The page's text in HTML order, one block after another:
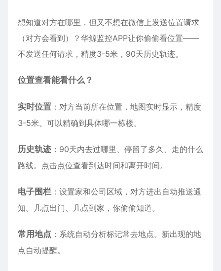
想知道对方在哪里，但又不想在微信上发送位置请求
（对方会看到）？华鲸监控APP让你偷偷看位置——
不发送任何请求，精度3-5米，90天历史轨迹。
位置查看能看什么？
实时位置 ：对方当前所在位置，地图实时显示，精度
3-5米。可以精确到具体哪一栋楼。
历史轨迹 ：90天内去过哪里、停留了多久、走的什么
路线。点击点位查看到达时间和离开时间。
电子围栏 ：设置家和公司区域，对方进出自动推送通
知。几点出门、几点到家，你偷偷知道。
常用地点 ：系统自动分析标记常去地点。新出现的地
点自动提醒。